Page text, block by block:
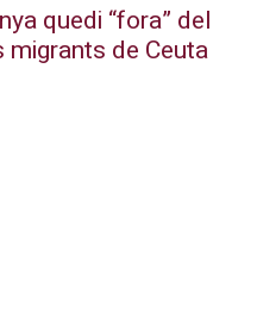
quedi “fora” del
de Ceuta